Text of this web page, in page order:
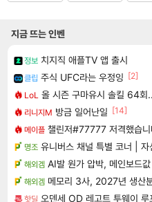
지금 뜨는 인벤
정보 치지직 애플TV 앱 출시
클립 주식 UFC라는 우정잉 [2]
LoL 올 시즌 구마유시 솔킬 64
리니지M 방금 일어난일 [14]
메이플 챌린저#77777 저격했습니
명조 유니버스 채널 특별 코너 | 자
해외겜 AI발 원가 압박, 메인보드
해외겜 메모리 3사, 2027년 생산
핫딜 오덴세 OD 레고트 투웨이